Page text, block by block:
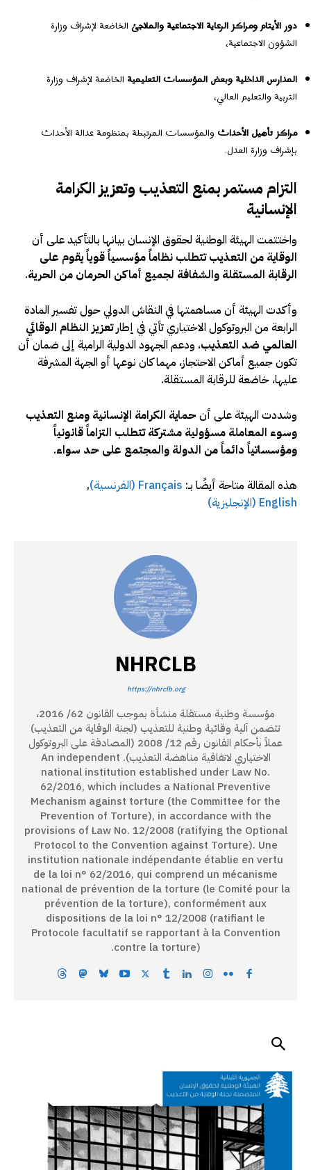
دور الأيتام ومراكز الرعاية الاجتماعية والملاجئالخاضعة لإشراف وزارة
الشؤون الاجتماعية،
المدارس الداخلية وبعض المؤسسات التعليمية الخاضعة لإشراف وزارة
التربية والتعليم العالي،
مراكز تأهيل الأحداثوالمؤسسات المرتبطة بمنظومة عدالة الأحداث
بإشراف وزارة العدل.
التزام مستمر بمنع التعذيب وتعزيز الكرامة
الإنسانية
واختتمت الهيئة الوطنية لحقوق الإنسان بيانها بالتأكيد على أن
الوقاية من التعذيب تتطلب نظاماً مؤسسياً قوياً يقوم على
الرقابة المستقلة والشفافة لجميع أماكن الحرمان من الحرية.
وأكدت الهيئة أن مساهمتها في النقاش الدولي حول تفسير المادة
الرابعة من البروتوكول الاختياري تأتي في إطارتعزيز النظام الوقائي
العالمي ضد التعذيب، ودعم الجهود الدولية الرامية إلى ضمان أن
تكون جميع أماكن الاحتجاز، مهما كان نوعها أو الجهة المشرفة
عليها، خاضعة للرقابة المستقلة.
وشددت الهيئة على أن حماية الكرامة الإنسانية ومنع التعذيب
وسوء المعاملة مسؤولية مشتركة تتطلب التزاماً قانونياً
ومؤسساتياً دائماً من الدولة والمجتمع على حد سواء.
هذه المقالة متاحة أيضًا بـ: Français
(الفرنسية)
English
(الإنجليزية)
NHRCLB
https://nhrclb.org
مؤسسة وطنية مستقلة منشأة بموجب القانون 62/ 2016،
تتضمن آلية وقائية وطنية للتعذيب (لجنة الوقاية من التعذيب)
عملاً بأحكام القانون رقم 12/ 2008 (المصادقة على البروتوكول
الاختياري لاتفاقية مناهضة التعذيب). An independent
national institution established under Law No.
62/2016, which includes a National Preventive
Mechanism against torture (the Committee for the
Prevention of Torture), in accordance with the
provisions of Law No. 12/2008 (ratifying the Optional
Protocol to the Convention against Torture). Une
institution nationale indépendante établie en vertu
de la loi n° 62/2016, qui comprend un mécanisme
national de prévention de la torture (le Comité pour la
prévention de la torture), conformément aux
dispositions de la loi n° 12/2008 (ratifiant le
Protocole facultatif se rapportant à la Convention
contre la torture).